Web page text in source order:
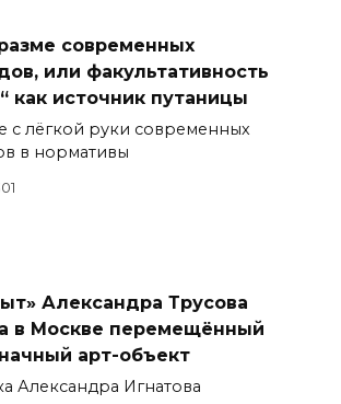
современных
или факультативность
как источник путаницы
с лёгкой руки современных
в нормативы
Александра Трусова
в Москве перемещённый
арт-объект
Александра Игнатова